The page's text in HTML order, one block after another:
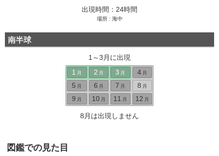
出現時間：24時間
場所 : 海中
南半球
1～3月に出現
1
月 2 月 3 月 4 月
5 月 6 月 7 月 8 月
9 月 10 月 11 月 12 月
8月は出現しません
図鑑での見た目